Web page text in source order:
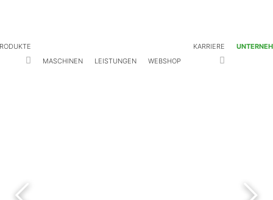
MASCHINEN
LEISTUNGEN WEBSHOP
KARRIERE